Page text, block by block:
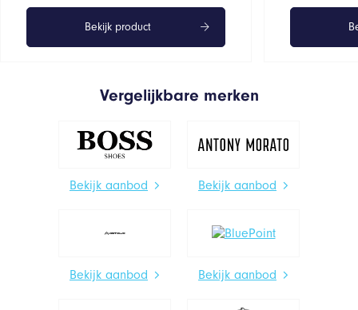
Bekijk product
Vergelijkbare merken
Bekijk aanbod Bekijk aanbod
Bekijk aanbod Bekijk aanbod